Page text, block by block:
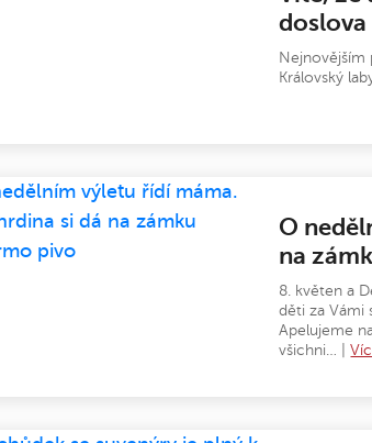
doslova
Nejnovějším
Královský
O
na
8. květen a
děti za Vámi
Apelujeme
všichni… |